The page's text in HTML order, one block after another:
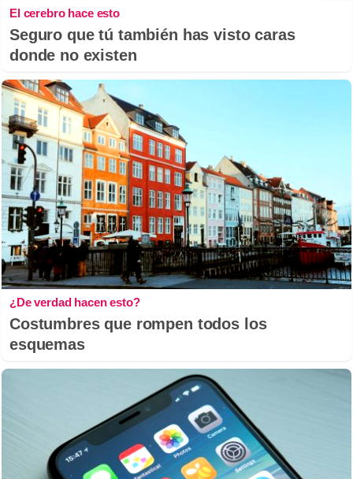
El cerebro hace esto
Seguro que tú también has visto caras
donde no existen
¿De verdad hacen esto?
Costumbres que rompen todos los
esquemas